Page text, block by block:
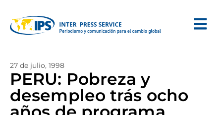
27 de julio, 1998
PERU: Pobreza y
desempleo trás ocho